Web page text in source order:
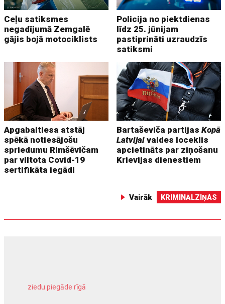
Ceļu satiksmes
negadījumā Zemgalē
gājis bojā motociklists
Policija no piektdienas
līdz 25. jūnijam
pastiprināti uzraudzīs
satiksmi
Apgabaltiesa atstāj
spēkā notiesājošu
spriedumu Rimšēvičam
par viltota Covid-19
sertifikāta iegādi
Bartaševiča partijasKopā
Latvijai valdes loceklis
apcietināts par ziņošanu
Krievijas dienestiem
Vairāk KRIMINĀLZIŅAS
ziedu piegāde rīgā